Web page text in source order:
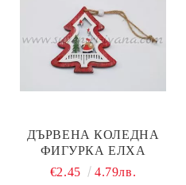
ДЪРВЕНА КОЛЕДНА
ФИГУРКА ЕЛХА
€2.45
4.79лв.